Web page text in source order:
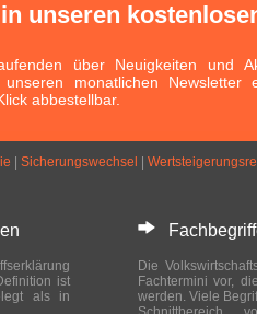
unseren
über Neuigkeiten und
monatlichen Newsletter
abbestellbar.
Sicherungswechsel
ist
als in
Die
Fachtermini vor,
werden. Viele